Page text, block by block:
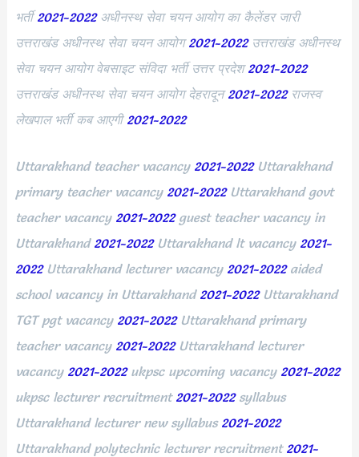
भर्ती2021-2022अधीनस्थ सेवा चयन आयोग का कैलेंडर जारी
उत्तराखंड अधीनस्थ सेवा चयन आयोग2021-2022उत्तराखंड अधीनस्थ
सेवा चयन आयोग वेबसाइट संविदा भर्ती उत्तर प्रदेश2021-2022
उत्तराखंड अधीनस्थ सेवा चयन आयोग देहरादून2021-2022राजस्व
लेखपाल भर्ती कब आएगी 2021-2022
Uttarakhand teacher vacancy 2021-2022Uttarakhand
primary teacher vacancy 2021-2022Uttarakhand govt
teacher vacancy 2021-2022guest teacher vacancy in
Uttarakhand 2021-2022Uttarakhand lt vacancy 2021-
2022Uttarakhand lecturer vacancy 2021-2022aided
school vacancy in Uttarakhand 2021-2022Uttarakhand
TGT pgt vacancy 2021-2022Uttarakhand primary
teacher vacancy 2021-2022Uttarakhand lecturer
vacancy 2021-2022ukpsc upcoming vacancy 2021-2022
ukpsc lecturer recruitment 2021-2022syllabus
Uttarakhand lecturer new syllabus 2021-2022
Uttarakhand polytechnic lecturer recruitment 2021-